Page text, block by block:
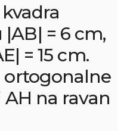
|AB| = 6 cm,
= 15 cm.
na ravan